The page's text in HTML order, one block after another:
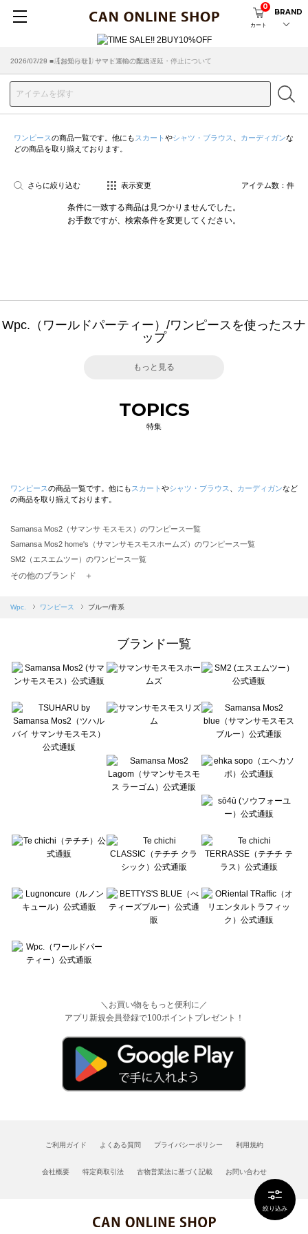
カート
0
BRAND
2026/07/29 ■【お知らせ】ヤマト運輸の配送遅延・停止について
2026/03/18 ■店舗受け取りサービスのご案内
絞り込み
ワンピースの商品一覧です。他にも スカート やシャツ・ブラウス カーディガンな
どの商品を取り揃えております。
さらに絞り込む 表示変更 アイテム数： 件
条件に一致する商品は見つかりませんでした。
お手数ですが、検索条件を変更してください。
Wpc.（ワールドパーティー）/ワンピースを使ったスナ
ップ
もっと見る
TOPICS
特集
ワンピースの商品一覧です。他にも スカート やシャツ・ブラウス カーディガンなど
の商品を取り揃えております。
Samansa Mos2（サマンサ モスモス）のワンピース一覧
Samansa Mos2 home's（サマンサモスモスホームズ）のワンピース一覧
SM2（エスエムツー）のワンピース一覧
TSUHARU by Samansa Mos2（ツハルバイサマンサモスモス）のワンピース一覧
Samansa Mos2 blue（サマンサモスモス ブルー）のワンピース一覧
sō4ū（ソウフォーユー）のワンピース一覧
Te chichi（テチチ）のワンピース一覧
Te chichi CLASSIC（テチチ クラシック）のワンピース一覧
Lugnoncure（ルノンキュール）のワンピース一覧
BETTY'S BLUE（べティーズブルー）のワンピース一覧
Wpc.（ワールドパーティー）のワンピース一覧
その他のブランド ＋
Wpc. ワンピース ブルー/青系
ブランド一覧
＼お買い物をもっと便利に／
アプリ新規会員登録で100ポイントプレゼント！
ご利用ガイド よくある質問 プライバシーポリシー 利用規約
会社概要 特定商取引法 古物営業法に基づく記載 お問い合わせ